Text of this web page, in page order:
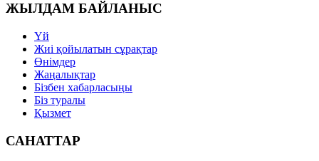
ЖЫЛДАМ БАЙЛАНЫС
Үй
Жиі қойылатын сұрақтар
Өнімдер
Жаңалықтар
Бізбен хабарласыңы
Біз туралы
Қызмет
САНАТТАР